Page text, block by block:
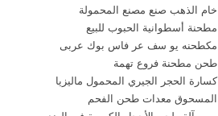
خام الذهب صنع مصنع المحمولة
مطحنة أسطوانية الحبوب للبيع
مكطحنه يو سف عر فاس بوك عربى
طحن مطحنة فروع تهمة
كسارة الحجر الجيري المحمول ماليزيا
المسحوق معدات طحن الفحم